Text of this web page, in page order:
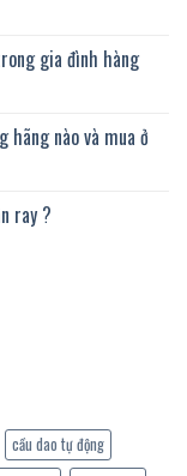
gia đình hàng
hãng nào và mua ở
ray ?
cầu dao tự động